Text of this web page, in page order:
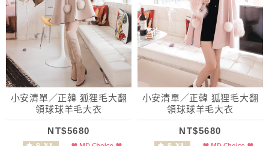
小安清單／正韓 狐狸毛大翻
領球球羊毛大衣
NT$5680
小安清單／正韓 狐狸毛大翻
領球球羊毛大衣
NT$5680